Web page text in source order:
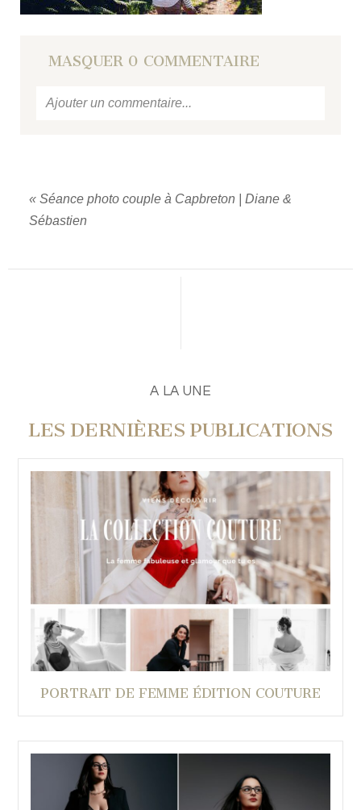
MASQUER 0 COMMENTAIRE
Ajouter un commentaire...
« Séance photo couple à Capbreton | Diane &
Sébastien
A LA UNE
LES DERNIÈRES PUBLICATIONS
PORTRAIT DE FEMME ÉDITION COUTURE